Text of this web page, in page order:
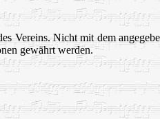
Vereins. Nicht mit dem
gewährt werden.